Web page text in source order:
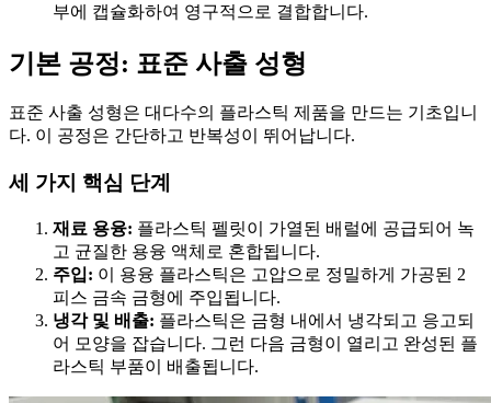
부에 캡슐화하여 영구적으로 결합합니다.
기본 공정: 표준 사출 성형
표준 사출 성형은 대다수의 플라스틱 제품을 만드는 기초입니
다. 이 공정은 간단하고 반복성이 뛰어납니다.
세 가지 핵심 단계
재료 용융: 플라스틱 펠릿이 가열된 배럴에 공급되어 녹
고 균질한 용융 액체로 혼합됩니다.
주입: 이 용융 플라스틱은 고압으로 정밀하게 가공된 2
피스 금속 금형에 주입됩니다.
냉각 및 배출: 플라스틱은 금형 내에서 냉각되고 응고되
어 모양을 잡습니다. 그런 다음 금형이 열리고 완성된 플
라스틱 부품이 배출됩니다.